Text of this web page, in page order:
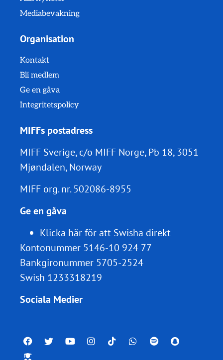
Mediabevakning
Organisation
Kontakt
Bli medlem
Ge en gåva
Integritetspolicy
MIFFs postadress
MIFF Sverige, c/o MIFF Norge, Pb 18, 3051
Mjøndalen, Norway
MIFF org. nr.502086-8955
Ge en gåva
Klicka här för att Swisha direkt
Kontonummer 5146-10 924 77
Bankgironummer 5705-2524
Swish 1233318219
Sociala Medier